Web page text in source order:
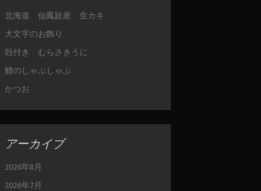
北海道 仙鳳趾産 生カキ
大文字のお飾り
殻付き むらさきうに
鱧のしゃぶしゃぶ
かつお
アーカイブ
2026年8月
2026年7月